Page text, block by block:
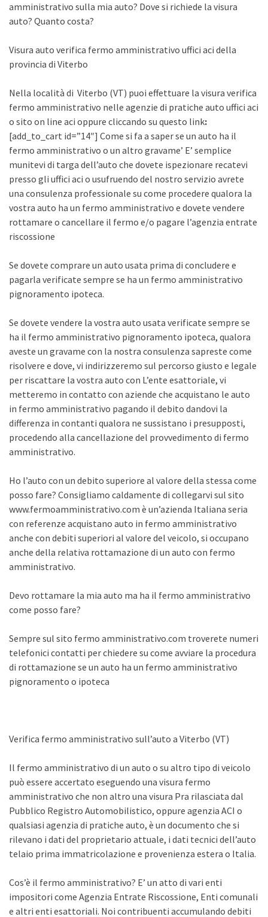
amministrativo sulla mia auto? Dove si richiede la visura
auto? Quanto costa?
Visura auto verifica fermo amministrativo uffici aci della
provincia di Viterbo
Nella località di Viterbo (VT) puoi effettuare la visura verifica
fermo amministrativo nelle agenzie di pratiche auto uffici aci
o sito on line aci oppure cliccando su questo link:
[add_to_cart id=”14″] Come si fa a saper se un auto ha il
fermo amministrativo o un altro gravame’ E’ semplice
munitevi di targa dell’auto che dovete ispezionare recatevi
presso gli uffici aci o usufruendo del nostro servizio avrete
una consulenza professionale su come procedere qualora la
vostra auto ha un fermo amministrativo e dovete vendere
rottamare o cancellare il fermo e/o pagare l’agenzia entrate
riscossione
Se dovete comprare un auto usata prima di concludere e
pagarla verificate sempre se ha un fermo amministrativo
pignoramento ipoteca.
Se dovete vendere la vostra auto usata verificate sempre se
ha il fermo amministrativo pignoramento ipoteca, qualora
aveste un gravame con la nostra consulenza sapreste come
risolvere e dove, vi indirizzeremo sul percorso giusto e legale
per riscattare la vostra auto con L’ente esattoriale, vi
metteremo in contatto con aziende che acquistano le auto
in fermo amministrativo pagando il debito dandovi la
differenza in contanti qualora ne sussistano i presupposti,
procedendo alla cancellazione del provvedimento di fermo
amministrativo.
Ho l’auto con un debito superiore al valore della stessa come
posso fare? Consigliamo caldamente di collegarvi sul sito
www.fermoamministrativo.com è un’azienda Italiana seria
con referenze acquistano auto in fermo amministrativo
anche con debiti superiori al valore del veicolo, si occupano
anche della relativa rottamazione di un auto con fermo
amministrativo.
Devo rottamare la mia auto ma ha il fermo amministrativo
come posso fare?
Sempre sul sito fermo amministrativo.com troverete numeri
telefonici contatti per chiedere su come avviare la procedura
di rottamazione se un auto ha un fermo amministrativo
pignoramento o ipoteca
Verifica fermo amministrativo sull’auto a Viterbo (VT)
Il fermo amministrativo di un auto o su altro tipo di veicolo
può essere accertato eseguendo una visura fermo
amministrativo che non altro una visura Pra rilasciata dal
Pubblico Registro Automobilistico, oppure agenzia ACI o
qualsiasi agenzia di pratiche auto, è un documento che si
rilevano i dati del proprietario attuale, i dati tecnici dell’auto
telaio prima immatricolazione e provenienza estera o Italia.
Cos’è il fermo amministrativo? E’ un atto di vari enti
impositori come Agenzia Entrate Riscossione, Enti comunali
e altri enti esattoriali. Noi contribuenti accumulando debiti